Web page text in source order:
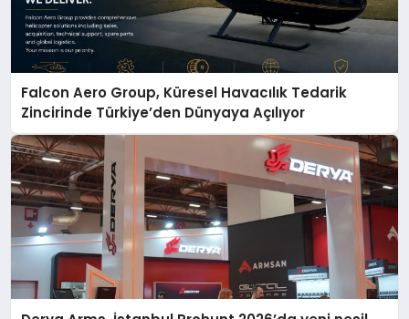
Falcon Aero Group, Küresel Havacılık Tedarik
Zincirinde Türkiye’den Dünyaya Açılıyor